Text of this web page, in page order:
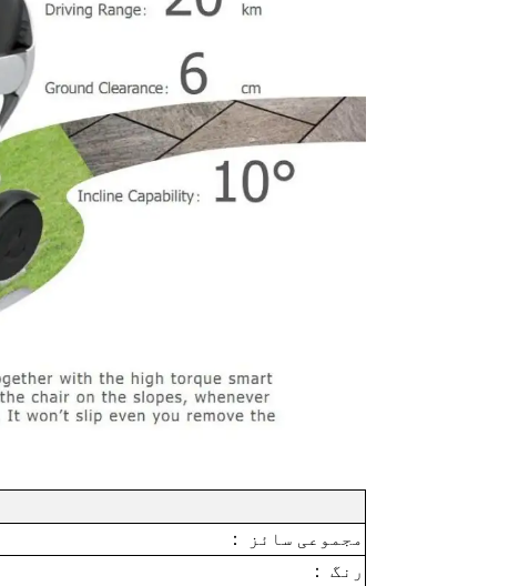
مجموعی سائز ：
رنگ
：